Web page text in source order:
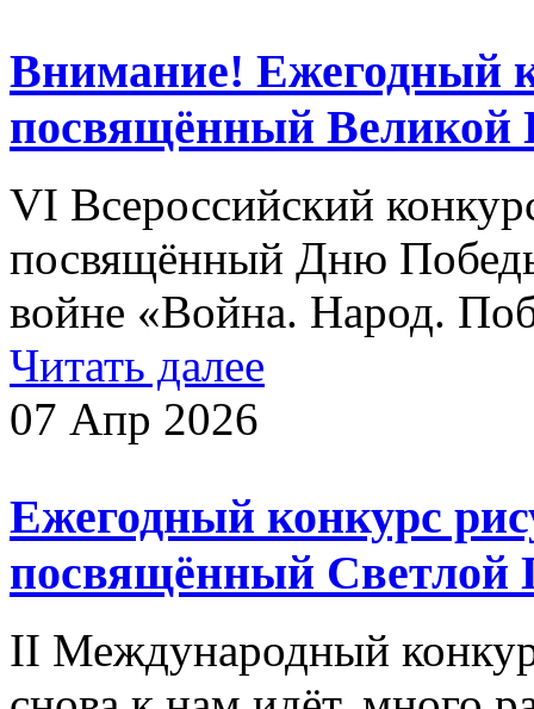
Внимание! Ежегодный
посвящённый Великой
VI Всероссийский
посвящённый Дню
войне «Война. Народ.
Читать далее
07 Апр 2026
Ежегодный конкурс
посвящённый Светлой
II Международный